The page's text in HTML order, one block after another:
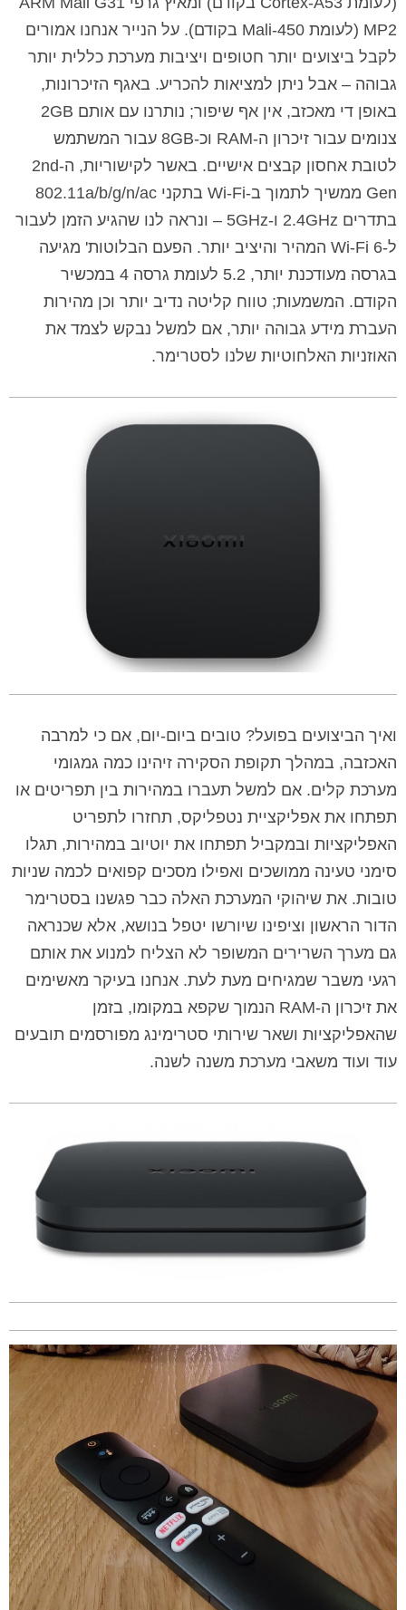
MP2 (לעומת Mali-450 בקודם). על הנייר אנחנו אמורים
לקבל ביצועים יותר חטופים ויציבות מערכת כללית יותר
גבוהה – אבל ניתן למציאות להכריע. באגף הזיכרונות,
באופן די מאכזב, אין אף שיפור; נותרנו עם אותם 2GB
צנומים עבור זיכרון ה-RAM וכ-8GB עבור המשתמש
לטובת אחסון קבצים אישיים. באשר לקישוריות, ה-2nd
Gen ממשיך לתמוך ב-Wi-Fi בתקני 802.11a/b/g/n/ac
בתדרים 2.4GHz ו-5GHz – ונראה לנו שהגיע הזמן לעבור
ל-Wi-Fi 6 המהיר והיציב יותר. הפעם הבלוטות' מגיעה
בגרסה מעודכנת יותר, 5.2 לעומת גרסה 4 במכשיר
הקודם. המשמעות; טווח קליטה נדיב יותר וכן מהירות
העברת מידע גבוהה יותר, אם למשל נבקש לצמד את
האוזניות האלחוטיות שלנו לסטרימר.
ואיך הביצועים בפועל? טובים ביום-יום, אם כי למרבה
האכזבה, במהלך תקופת הסקירה זיהינו כמה גמגומי
מערכת קלים. אם למשל תעברו במהירות בין תפריטים או
תפתחו את אפליקציית נטפליקס, תחזרו לתפריט
האפליקציות ובמקביל תפתחו את יוטיוב במהירות, תגלו
סימני טעינה ממושכים ואפילו מסכים קפואים לכמה שניות
טובות. את שיהוקי המערכת האלה כבר פגשנו בסטרימר
הדור הראשון וציפינו שיורשו יטפל בנושא, אלא שכנראה
גם מערך השרירים המשופר לא הצליח למנוע את אותם
רגעי משבר שמגיחים מעת לעת. אנחנו בעיקר מאשימים
את זיכרון ה-RAM הנמוך שקפא במקומו, בזמן
שהאפליקציות ושאר שירותי סטרימינג מפורסמים תובעים
עוד ועוד משאבי מערכת משנה לשנה.